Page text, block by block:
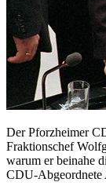
Der Pforzheimer
Fraktionschef
warum er beinahe
CDU-